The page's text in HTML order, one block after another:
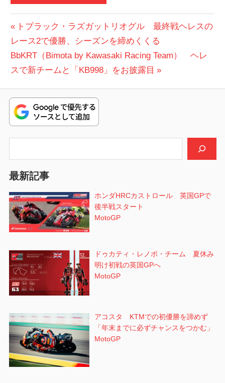
投
稿
ナ
ビ
ゲ
ー
ン
前
の
投
稿:
トプラック・ラズガットリオグル 最終戦ヘレスの
レース2で優勝、シーズンを締めくくる
次
の
稿:
BbKRT（Bimota by Kawasaki Racing Team） ヘレ
スで新チームと「KB998」をお披露目
最新記事
ホンダHRCカストロール 英国GPで
後半戦スタート
MotoGP
ドゥカティ・レノボ・チーム 夏休み
明け初戦の英国GPへ
MotoGP
アコスタ KTMでの初優勝を諦めず
「年末までに必ずチャンスをつかむ」
MotoGP